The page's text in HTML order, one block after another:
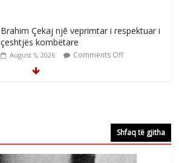
Brahim Çekaj njē veprimtar i respektuar i
çeshtjës kombëtare
August 5, 2026 Comments Off
e invalidëve në Fushë Kosovë
Comments Off
Shfaq të gjitha